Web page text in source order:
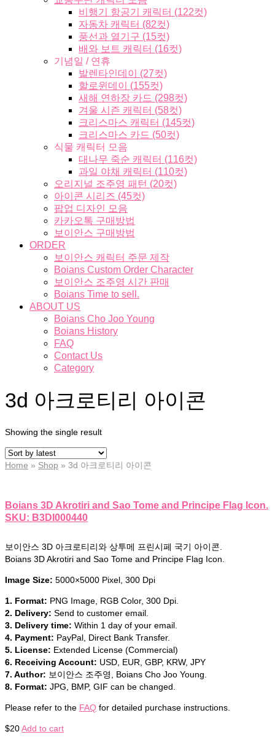
비행기 항공기 캐릭터 (122컷)
자동차 캐릭터 (82컷)
풍선과 열기구 (15컷)
배와 보트 캐릭터 (16컷)
기념일 / 연휴
발렌타인데이 (27컷)
할로윈데이 (155컷)
새해 연하장 카드 (298컷)
겨울 시즌 캐릭터 (58컷)
크리스마스 캐릭터 (145컷)
크리스마스 카드 (50컷)
식물 캐릭터 모음
대나무 죽순 캐릭터 (116컷)
과일 야채 캐릭터 (110컷)
오리지널 조주영 패턴 (20컷)
아이콘 시리즈 (45컷)
팝업 디자인 모음
카카오톡 구매방법
보이안스 구매방법
ORDER
보이안스 캐릭터 주문 제작
Boians Custom Order Character
보이안스 조주영 시간 판매
Boians Time to sell.
ABOUT US
Boians Cho Joo Young
Boians History
FAQ
Contact Us
Category
3d 아크로티리 아이콘
Showing the single result
Home » Shop » 3d 아크로티리 아이콘
Boians 3D Akrotiri and Sao Tome and Principe Flag Icon.
SKU: B3DI000440
보이안스 3D 아크로티리와 상투메 프린시페 국기 아이콘.
Boians 3D Akrotiri and Sao Tome and Principe Flag Icon.
Image Size: 5000×5000 Pixel, 300 Dpi
1. Format: PNG Image, RGB Color, 300 Dpi.
2. Delivery: Send to customer email.
3. Delivery time: Within 1 day of your email.
4. Payment: PayPal, Direct Bank Transfer.
5. License: Extended License (Commercial)
6. Receiving Account: USD, EUR, GBP, KRW, JPY
7. Author: 보이안스 조주영, Boians Cho Joo Young.
8. Format: JPG, BMP, GIF can be changed.
Please refer to the FAQ for detailed purchase instructions.
$20Add to cart